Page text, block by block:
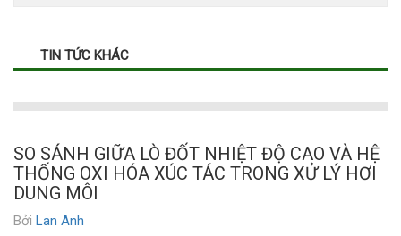
TIN TỨC KHÁC
SO SÁNH GIỮA LÒ ĐỐT NHIỆT ĐỘ CAO VÀ HỆ
THỐNG OXI HÓA XÚC TÁC TRONG XỬ LÝ HƠI
DUNG MÔI
Bởi Lan Anh